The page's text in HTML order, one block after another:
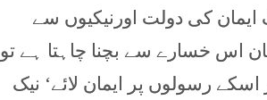
ایمان کی دولت اورنیکیوں سے
اس خسارے سے بچنا چاہتا ہے تو
رسولوں پر ایمان لائے‘ نیک